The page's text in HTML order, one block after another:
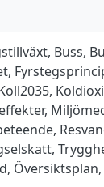
Buss,